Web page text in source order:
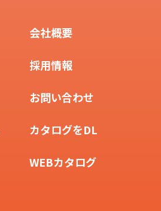
会社概要
採用情報
お問い合わせ
カタログをDL
WEBカタログ